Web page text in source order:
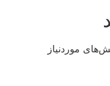
موردنیاز